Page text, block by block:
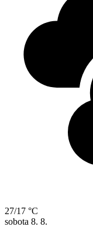
27/17 °C
sobota 8. 8.